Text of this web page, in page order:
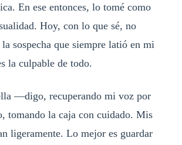
En ese entonces, lo tomé como
Hoy, con lo que sé, no
sospecha que siempre latió en mi
la culpable de todo.
—digo, recuperando mi voz por
tomando la caja con cuidado. Mis
ligeramente. Lo mejor es guardar